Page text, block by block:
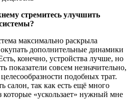
стремитесь улучшить
максимально раскрыла
дополнительные динамики
конечно, устройства лучше, но
показатели совсем незначительно,
подобных трат.
салон, так как есть ещё много
которые «ускользает» нужный мне